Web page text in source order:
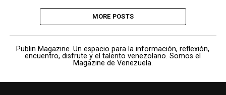
MORE POSTS
Publin Magazine. Un espacio para la información, reflexión,
encuentro, disfrute y el talento venezolano. Somos el
Magazine de Venezuela.